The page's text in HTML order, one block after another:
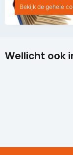
Bekijk de gehele
Wellicht ook